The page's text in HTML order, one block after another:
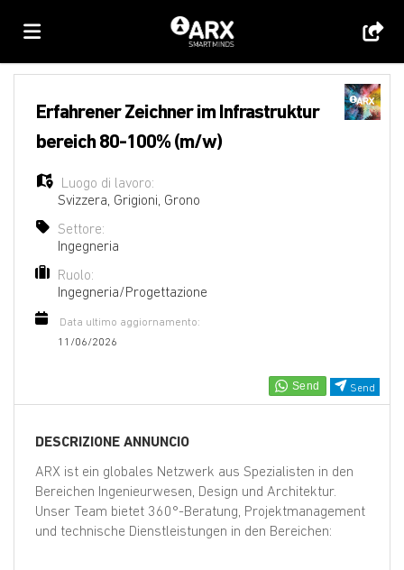
lavoro
il
CV
Login
Lingua
EN
FR
IT
Send
Erfahrener Zeichner im Infrastruktur
bereich 80-100% (m/w)
Luogo di lavoro:
Svizzera Grigioni Grono
Settore:
Ingegneria
Ruolo:
Ingegneria/Progettazione
Data ultimo aggiornamento:
11/06/2026
DESCRIZIONE ANNUNCIO
ARX ist ein globales Netzwerk aus Spezialisten in den
Bereichen Ingenieurwesen, Design und Architektur.
Unser Team bietet 360°-Beratung, Projektmanagement
und technische Dienstleistungen in den Bereichen: